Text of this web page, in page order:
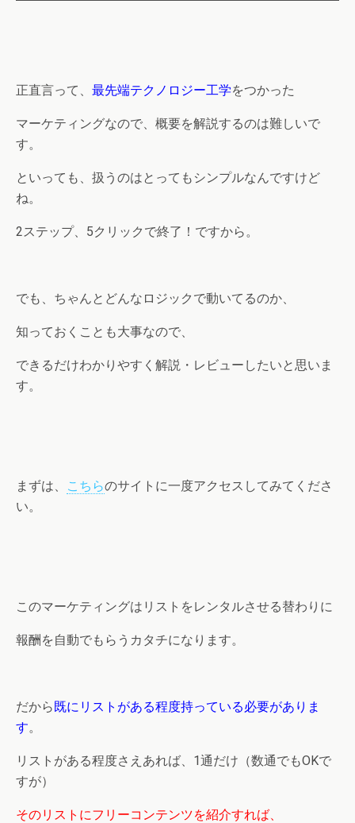
正直言って、 最先端テクノロジー工学をつかった
マーケティングなので、概要を解説するのは難しいで
す。
といっても、扱うのはとってもシンプルなんですけど
ね。
2ステップ、5クリックで終了！ですから。
でも、ちゃんとどんなロジックで動いてるのか、
知っておくことも大事なので、
できるだけわかりやすく解説・レビューしたいと思いま
す。
まずは、 こちらのサイトに一度アクセスしてみてくださ
い。
このマーケティングはリストをレンタルさせる替わりに
報酬を自動でもらうカタチになります。
だから既にリストがある程度持っている必要がありま
す。
リストがある程度さえあれば、1通だけ（数通でもOKで
すが）
そのリストにフリーコンテンツを紹介すれば、